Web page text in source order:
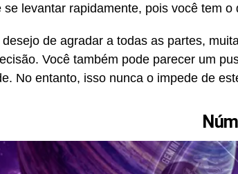
se levantar rapidamente, pois você tem
de agradar a todas as partes,
Você também pode parecer um
No entanto, isso nunca o impede de